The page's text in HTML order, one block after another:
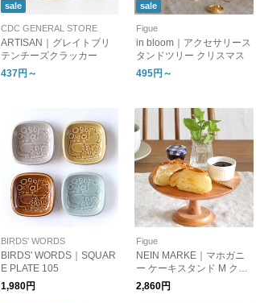
sale
CDC GENERAL STORE
ARTISAN｜グレイトブリ
テンチーズクラッカー
437円～
sale
Figue
in bloom｜アクセサリース
タンドツリー クリスマス
495円～
BIRDS' WORDS
BIRDS' WORDS｜SQUAR
E PLATE 105
1,980円
Figue
NEIN MARKE｜マホガニ
ー ケーキスタンド M クリ
スマス
2,860円